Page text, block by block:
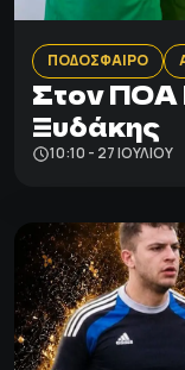
ΠΟΔΟΣΦΑΙΡΟ
Στον ΠΟΑ
Ξυδάκης
10:10 - 27 ΙΟΥΛΊΟΥ